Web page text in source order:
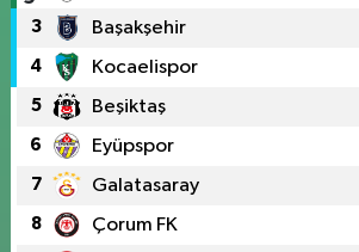
3 Başakşehir
4 Kocaelispor
5 Beşiktaş
6 Eyüpspor
7 Galatasaray
8 Çorum FK